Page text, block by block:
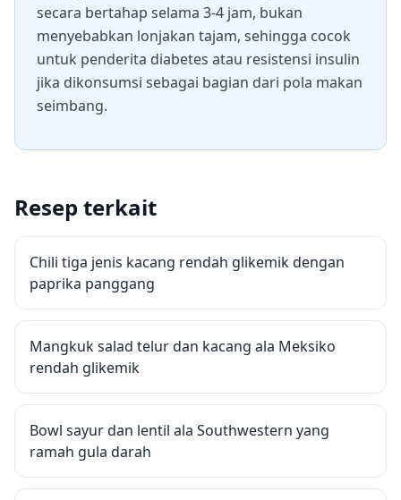
secara bertahap selama 3-4 jam, bukan
menyebabkan lonjakan tajam, sehingga cocok
untuk penderita diabetes atau resistensi insulin
jika dikonsumsi sebagai bagian dari pola makan
seimbang.
Resep terkait
Chili tiga jenis kacang rendah glikemik dengan
paprika panggang
Mangkuk salad telur dan kacang ala Meksiko
rendah glikemik
Bowl sayur dan lentil ala Southwestern yang
ramah gula darah